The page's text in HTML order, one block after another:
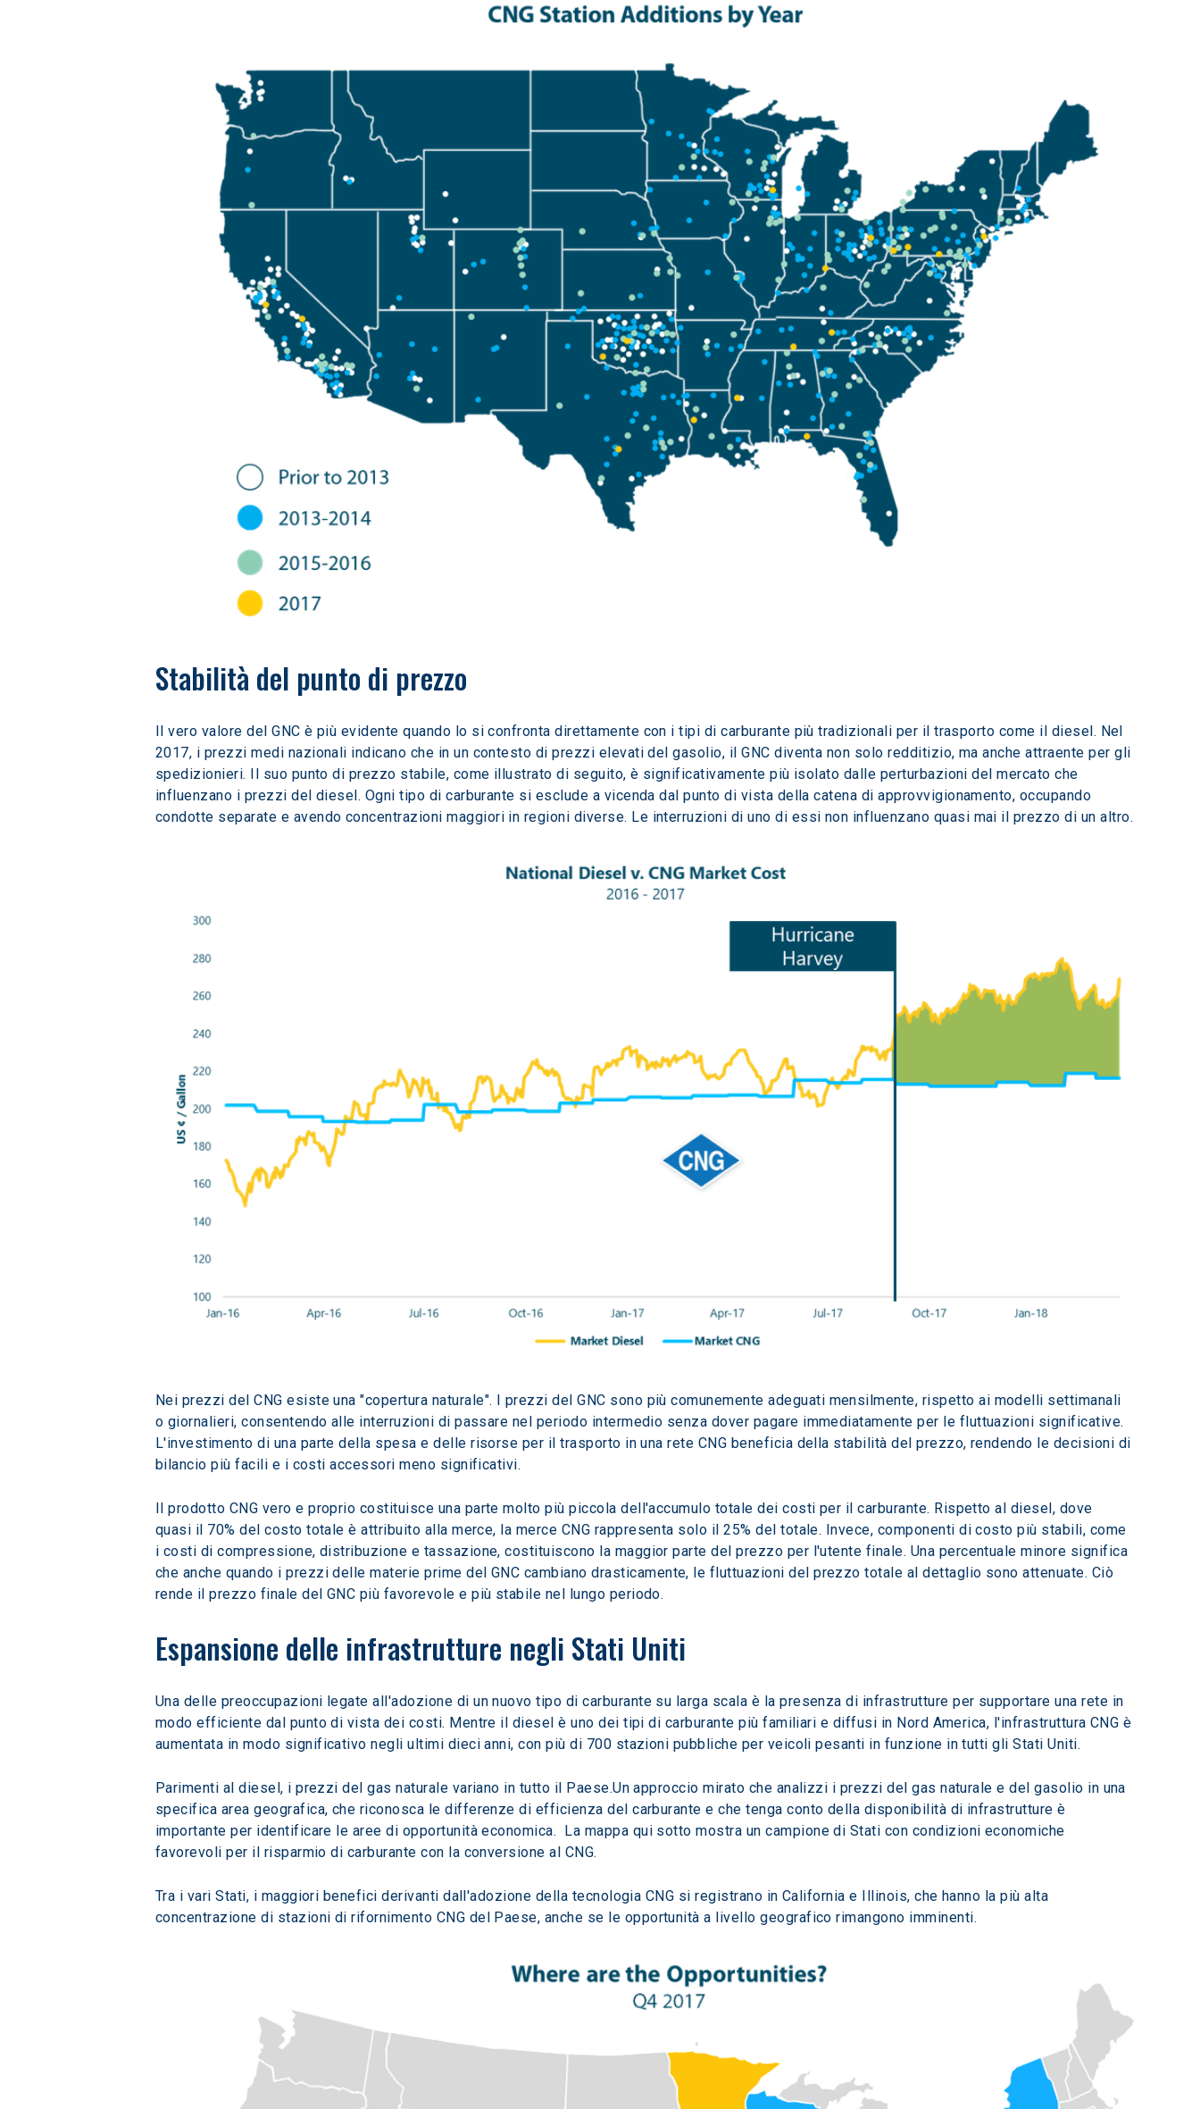
Stabilità del punto di prezzo
Il vero valore del GNC è più evidente quando lo si confronta direttamente con i tipi di carburante più tradizionali per il trasporto come il diesel. Nel
2017, i prezzi medi nazionali indicano che in un contesto di prezzi elevati del gasolio, il GNC diventa non solo redditizio, ma anche attraente per gli
spedizionieri. Il suo punto di prezzo stabile, come illustrato di seguito, è significativamente più isolato dalle perturbazioni del mercato che
influenzano i prezzi del diesel. Ogni tipo di carburante si esclude a vicenda dal punto di vista della catena di approvvigionamento, occupando
condotte separate e avendo concentrazioni maggiori in regioni diverse. Le interruzioni di uno di essi non influenzano quasi mai il prezzo di un altro.
Nei prezzi del CNG esiste una "copertura naturale". I prezzi del GNC sono più comunemente adeguati mensilmente, rispetto ai modelli settimanali
o giornalieri, consentendo alle interruzioni di passare nel periodo intermedio senza dover pagare immediatamente per le fluttuazioni significative.
L'investimento di una parte della spesa e delle risorse per il trasporto in una rete CNG beneficia della stabilità del prezzo, rendendo le decisioni di
bilancio più facili e i costi accessori meno significativi.
Il prodotto CNG vero e proprio costituisce una parte molto più piccola dell'accumulo totale dei costi per il carburante. Rispetto al diesel, dove
quasi il 70% del costo totale è attribuito alla merce, la merce CNG rappresenta solo il 25% del totale. Invece, componenti di costo più stabili, come
i costi di compressione, distribuzione e tassazione, costituiscono la maggior parte del prezzo per l'utente finale. Una percentuale minore significa
che anche quando i prezzi delle materie prime del GNC cambiano drasticamente, le fluttuazioni del prezzo totale al dettaglio sono attenuate. Ciò
rende il prezzo finale del GNC più favorevole e più stabile nel lungo periodo.
Espansione delle infrastrutture negli Stati Uniti
Una delle preoccupazioni legate all'adozione di un nuovo tipo di carburante su larga scala è la presenza di infrastrutture per supportare una rete in
modo efficiente dal punto di vista dei costi. Mentre il diesel è uno dei tipi di carburante più familiari e diffusi in Nord America, l'infrastruttura CNG è
aumentata in modo significativo negli ultimi dieci anni, con più di 700 stazioni pubbliche per veicoli pesanti in funzione in tutti gli Stati Uniti.
Parimenti al diesel, i prezzi del gas naturale variano in tutto il Paese.Un approccio mirato che analizzi i prezzi del gas naturale e del gasolio in una
specifica area geografica, che riconosca le differenze di efficienza del carburante e che tenga conto della disponibilità di infrastrutture è
importante per identificare le aree di opportunità economica.  La mappa qui sotto mostra un campione di Stati con condizioni economiche
favorevoli per il risparmio di carburante con la conversione al CNG.
Tra i vari Stati, i maggiori benefici derivanti dall'adozione della tecnologia CNG si registrano in California e Illinois, che hanno la più alta
concentrazione di stazioni di rifornimento CNG del Paese, anche se le opportunità a livello geografico rimangono imminenti.